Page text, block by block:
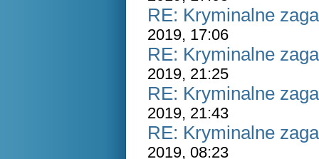
RE: Kryminalne
2019, 17:06
RE: Kryminalne
2019, 21:25
RE: Kryminalne
2019, 21:43
RE: Kryminalne
2019, 08:23